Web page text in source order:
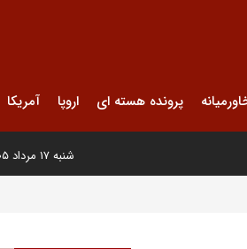
پرونده هسته ای اروپا آمریکا
شنبه ۱۷ مرداد ۱۴۰۵